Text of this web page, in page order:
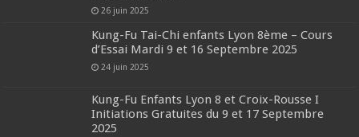
26 juin 2025
Kung-Fu Tai-Chi enfants Lyon 8ème – Cours
d’Essai Mardi 9 et 16 Septembre 2025
24 juin 2025
Kung-Fu Enfants Lyon 8 et Croix-Rousse I
Initiations Gratuites du 9 et 17 Septembre
2025